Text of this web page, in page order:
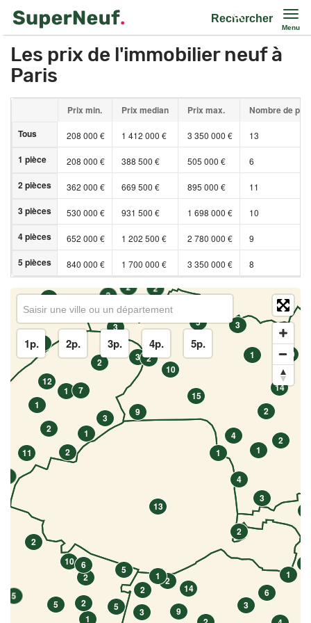
Rechercher
Menu
Les prix de l'immobilier neuf à
Paris
Prix min. Prix median Prix max.
Nombre de
Tous
208 000 € 1 412 000 € 3 350 000 € 13
1 pièce 208 000 € 388 500 € 505 000 € 6
2 pièces 362 000 € 669 500 € 895 000 € 11
3 pièces 530 000 € 931 500 € 1 698 000 € 10
4 pièces 652 000 € 1 202 500 € 2 780 000 € 9
5 pièces 840 000 € 1 700 000 € 3 350 000 € 8
2
6
1
1
2
9
10
12
15
1
2
1 14
3
2
4
4
1
5
1
2
2
6
7
2
3
11
1
5
2
2
10
2
2
3
9 3
3
2
1
2
13
3
5
5
2
10
2
1
2
1
1
1
14
5
3
Saisir une ville ou un département
1p. 2p. 3p. 4p. 5p.